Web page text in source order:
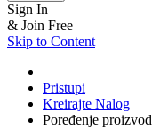
Sign In
& Join Free
Skip to Content
Pristupi
Kreirajte Nalog
Poređenje